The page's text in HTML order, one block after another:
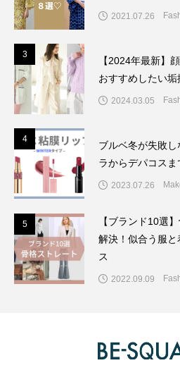
2021.07.26
3
【2024年最新】
おすすめしたい
2024.03.05
4
ブルベ冬が失敗
ラからデパコス
2023.07.26
5
【ブランド10選
解決！似合う服
ス
2022.09.09